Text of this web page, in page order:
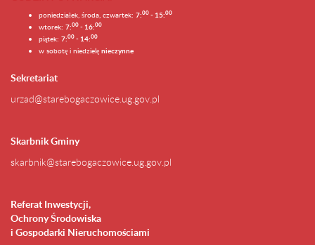
poniedziałek, środa, czwartek: 7:00 - 15:00
wtorek: 7:00 - 16:00
piątek: 7:00 - 14:00
w sobotę i niedzielę nieczynne
Sekretariat
urzad@starebogaczowice.ug.gov.pl
Skarbnik Gminy
skarbnik@starebogaczowice.ug.gov.pl
Referat Inwestycji,
Ochrony Środowiska
i Gospodarki Nieruchomościami